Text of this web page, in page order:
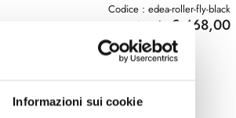
Informazioni sui cookie
Codice : edea-roller-fly-black
a partire da € 468,00
(€ 383,61 Tax excl.)